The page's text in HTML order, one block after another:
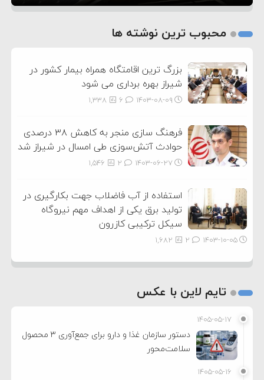
2
محبوب ترین نوشته ها
بزرگ ترین اقامتگاه همراه بیمار کشور در
شیراز بهره برداری می شود
۱۴۰۳-۰۸-۰۹ 1,338
فرهنگ سازی منجر به کاهش ۳۸ درصدی
حوادث آتش‌سوزی طی امسال در شیراز شد
۱۴۰۳-۰۶-۲۷ 1,546
استفاده از آب فاضلاب جهت بکارگیری در
تولید برق یکی از اهداف مهم نیروگاه
سیکل ترکیبی کازرون
۱۴۰۳-۱۰-۰۵ 1,682
تایم لاین با عکس
۱۴۰۵-۰۵-۱۷
دستور سازمان غذا و دارو برای جمع‌آوری ۳ محصول
سلامت‌محور
۱۴۰۵-۰۵-۱۶